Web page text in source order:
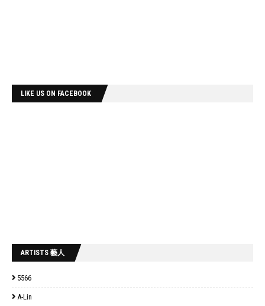
LIKE US ON FACEBOOK
ARTISTS 藝人
5566
A-Lin